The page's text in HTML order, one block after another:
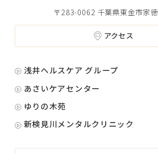
〒283-0062 千葉県東金市家
アクセス
浅井ヘルスケア グループ
あさいケアセンター
ゆりの木苑
新検見川メンタルクリニック